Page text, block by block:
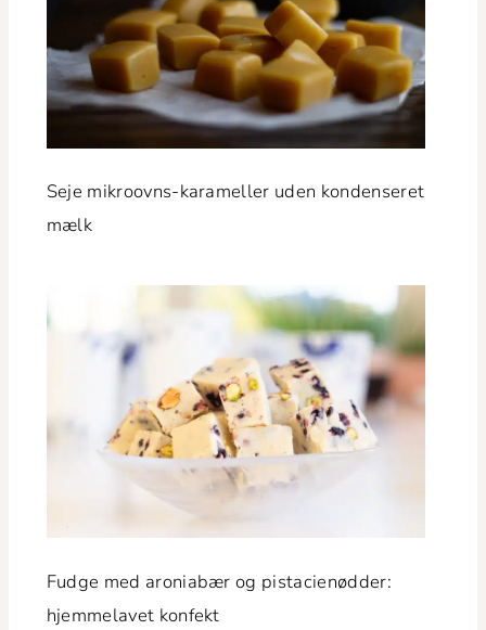
Seje mikroovns-karameller uden kon­denseret
mælk
Fudge med aro­ni­abær og pista­cienød­der:
hjem­melavet konfekt